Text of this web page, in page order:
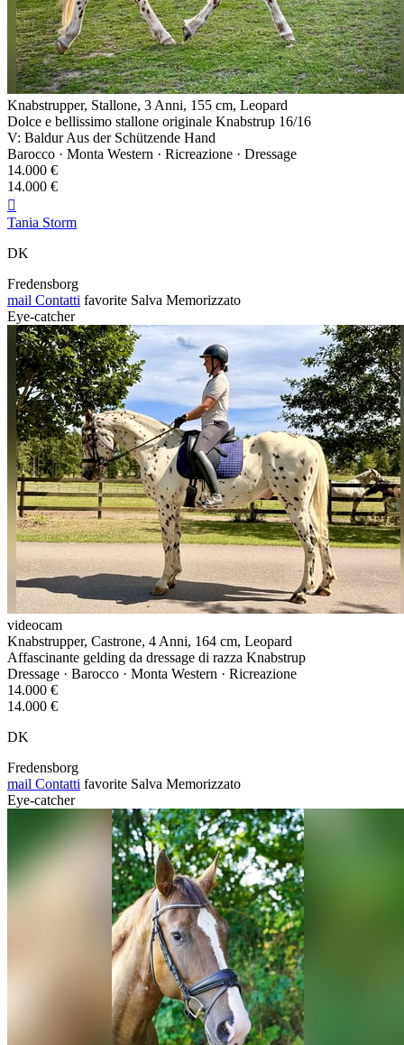
Knabstrupper, Stallone, 3 Anni, 155 cm, Leopard
Dolce e bellissimo stallone originale Knabstrup 16/16
V: Baldur Aus der Schützende Hand
Barocco · Monta Western · Ricreazione · Dressage
14.000 €
14.000 €

Tania Storm
DK
Fredensborg
mail Contatti favorite Salva Memorizzato
Eye-catcher
videocam
Knabstrupper, Castrone, 4 Anni, 164 cm, Leopard
Affascinante gelding da dressage di razza Knabstrup
Dressage · Barocco · Monta Western · Ricreazione
14.000 €
14.000 €
DK
Fredensborg
mail Contatti favorite Salva Memorizzato
Eye-catcher